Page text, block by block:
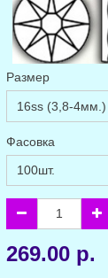
Размер
Фасовка
269.00 р.